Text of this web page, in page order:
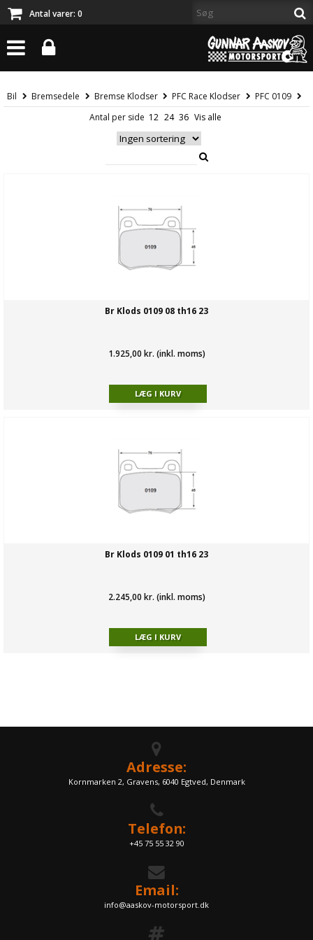
Antal varer: 0
Bil Bremsedele Bremse Klodser PFC Race Klodser
PFC 0109
Antal per side
Br Klods 0109 08 th16 23
1.925,00 kr. (inkl. moms)
Br Klods 0109 01 th16 23
2.245,00 kr. (inkl. moms)
Adresse:
Kornmarken 2, Gravens, 6040 Egtved, Denmark
Telefon:
+45 75 55 32 90
Email:
info@aaskov-motorsport.dk